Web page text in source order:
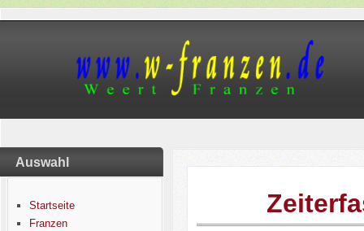
Auswahl
Startseite
Franzen